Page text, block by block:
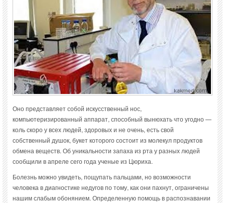
Оно представляет собой искусственный нос,
компьютеризированный аппарат, способный вынюхать что угодно —
коль скоро у всех людей, здоровых и не очень, есть свой
собственный душок, букет которого состоит из молекул продуктов
обмена веществ. Об уникальности запаха из рта у разных людей
сообщили в апреле сего года ученые из Цюриха.
Болезнь можно увидеть, пощупать пальцами, но возможности
человека в диагностике недугов по тому, как они пахнут, ограничены
нашим слабым обонянием. Определенную помощь в распознавании